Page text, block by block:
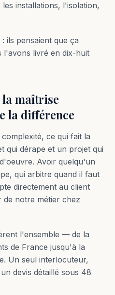
installations, l'isolation,
ils pensaient que ça
l'avons livré en dix-huit
la maîtrise
la différence
ce qui fait la
qui dérape et un projet qui
Avoir quelqu'un
qui arbitre quand il faut
directement au client
de notre métier chez
l'ensemble — de la
de France jusqu'à la
Un seul interlocuteur,
devis détaillé sous 48